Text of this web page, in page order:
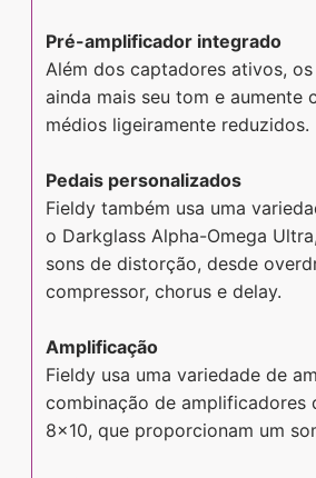
Pré-amplificador integrado
Além dos captadores ativos,
ainda mais seu tom e
médios ligeiramente reduzidos.
Pedais personalizados
Fieldy também usa uma
o Darkglass Alpha-Omega
sons de distorção, desde
compressor, chorus e delay.
Amplificação
Fieldy usa uma variedade de
combinação de amplificadores
8x10, que proporcionam um